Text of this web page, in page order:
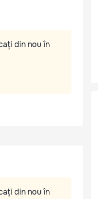
din nou în
din nou în